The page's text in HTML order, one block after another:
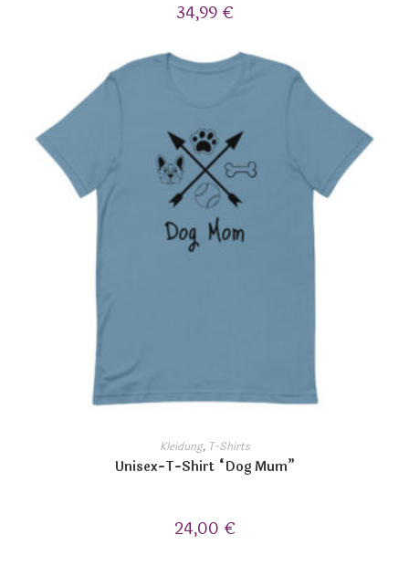
34,99 €
Kleidung, T-Shirts
Unisex-T-Shirt “Dog Mum”
24,00 €